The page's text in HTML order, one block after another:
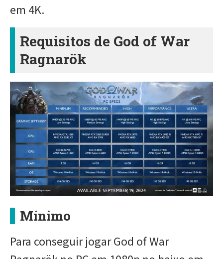
em 4K.
Requisitos de God of War
Ragnarök
Mínimo
Para conseguir jogar God of War